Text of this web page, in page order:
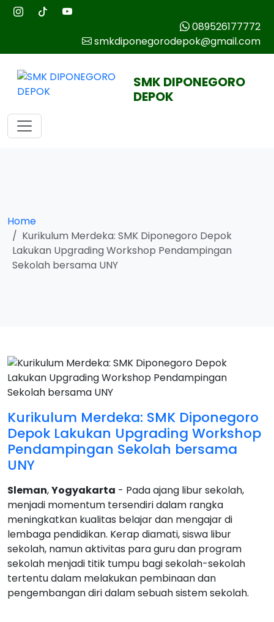
089526177772
smkdiponegorodepok@gmail.com
SMK DIPONEGORO
DEPOK
Home
Kurikulum Merdeka: SMK Diponegoro Depok
Lakukan Upgrading Workshop Pendampingan
Sekolah bersama UNY
Kurikulum Merdeka: SMK Diponegoro
Depok Lakukan Upgrading Workshop
Pendampingan Sekolah bersama
UNY
Sleman,Yogyakarta - Pada ajang libur sekolah,
menjadi momentum tersendiri dalam rangka
meningkatkan kualitas belajar dan mengajar di
lembaga pendidikan. Kerap diamati, siswa libur
sekolah, namun aktivitas para guru dan program
sekolah menjadi titik tumpu bagi sekolah-sekolah
tertentu dalam melakukan pembinaan dan
pengembangan diri dalam sebuah sistem sekolah.